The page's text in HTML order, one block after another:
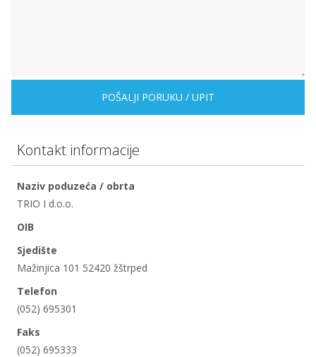
POŠALJI PORUKU / UPIT
Kontakt informacije
Naziv poduzeća / obrta
TRIO I d.o.o.
OIB
Sjedište
Mažinjica 101 52420 žštrped
Telefon
(052) 695301
Faks
(052) 695333